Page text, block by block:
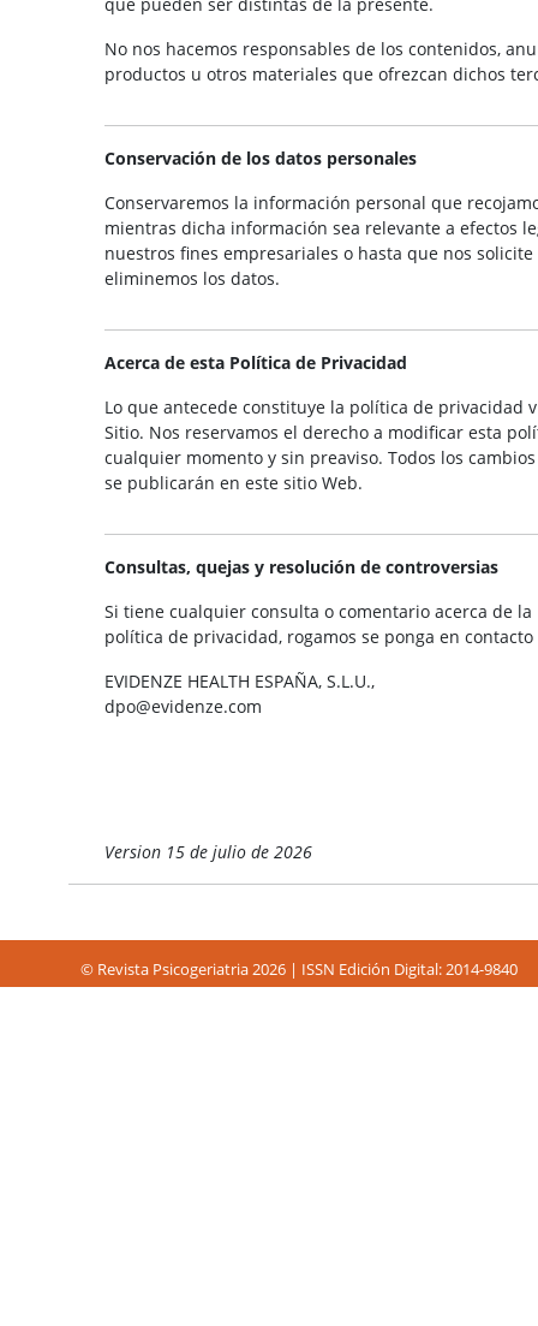
que pueden ser distintas de la presente.
No nos hacemos responsables de los contenidos,
productos u otros materiales que ofrezcan dichos
Conservación de los datos personales
Conservaremos la información personal que
mientras dicha información sea relevante a efectos
nuestros fines empresariales o hasta que nos
eliminemos los datos.
Acerca de esta Política de Privacidad
Lo que antecede constituye la política de privacidad
Sitio. Nos reservamos el derecho a modificar esta
cualquier momento y sin preaviso. Todos los
se publicarán en este sitio Web.
Consultas, quejas y resolución de controversias
Si tiene cualquier consulta o comentario acerca de la
política de privacidad, rogamos se ponga en contacto
EVIDENZE HEALTH ESPAÑA, S.L.U.,
dpo@evidenze.com
Version 15 de julio de 2026
© Revista Psicogeriatria 2026 | ISSN Edición Digital: 2014-9840